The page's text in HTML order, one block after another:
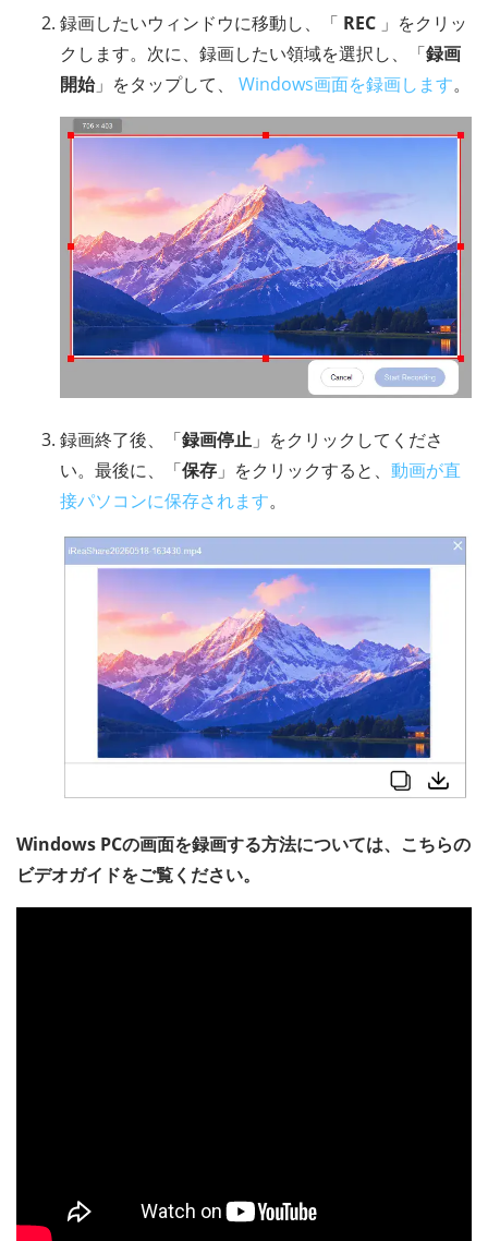
録画したいウィンドウに移動し、「 REC 」をクリッ
クします。次に、録画したい領域を選択し、「録画
開始」をタップして、 Windows画面を録画します。
録画終了後、「録画停止 」をクリックしてくださ
い。最後に、「保存 」をクリックすると、 動画が直
接パソコンに保存されます。
Windows PCの画面を録画する方法については、こちらの
ビデオガイドをご覧ください。